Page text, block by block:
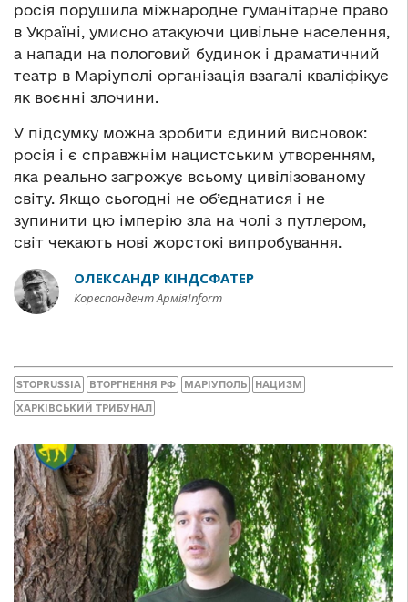
росія порушила міжнародне гуманітарне право
в Україні, умисно атакуючи цивільне населення,
а напади на пологовий будинок і драматичний
театр в Маріуполі організація взагалі кваліфікує
як воєнні злочини.
У підсумку можна зробити єдиний висновок:
росія і є справжнім нацистським утворенням,
яка реально загрожує всьому цивілізованому
світу. Якщо сьогодні не об’єднатися і не
зупинити цю імперію зла на чолі з путлером,
світ чекають нові жорстокі випробування.
ОЛЕКСАНДР КІНДСФАТЕР
Кореспондент АрміяInform
STOPRUSSIA ВТОРГНЕННЯ РФ МАРІУПОЛЬ НАЦИЗМ
ХАРКІВСЬКИЙ ТРИБУНАЛ